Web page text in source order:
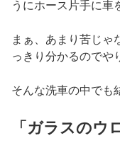
うにホース片手に
まぁ、あまり苦じゃ
っきり分かるのでや
そんな洗車の中でも
「ガラスのウ